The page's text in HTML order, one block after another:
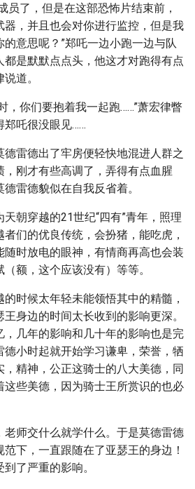
员了，但是在这部恐怖片结束前，
器，并且也会对你进行监控，但是我
意思呢？”郑吒一边小跑一边与队
是默默点点头，他这才对跑得有点
道。
，你们要抱着我一起跑……”萧宏律瞥
郑吒很没眼见……
德雷德出了牢房便轻快地混进人群之
刚才有些高调了，弄得有点血腥
雷德貌似在自我反省着。
朝穿越的21世纪“四有”青年，照理
们的优良传统，会扮猪，能吃虎，
时放电的眼神，有情商再高也会装
额，这个应该没有）等等。
时候太年轻未能领悟其中的精髓，
身边的时间太长收到的影响更深。
，几年的影响和几十年的影响也是完
小时起就开始学习谦卑，荣誉，牺
精神，公正这骑士的八大美德，同
这些美德，因为骑士王所赏识的也必
老师交什么就学什么。于是莫德雷德
下，一直跟随在了亚瑟王的身边！
了严重的影响。